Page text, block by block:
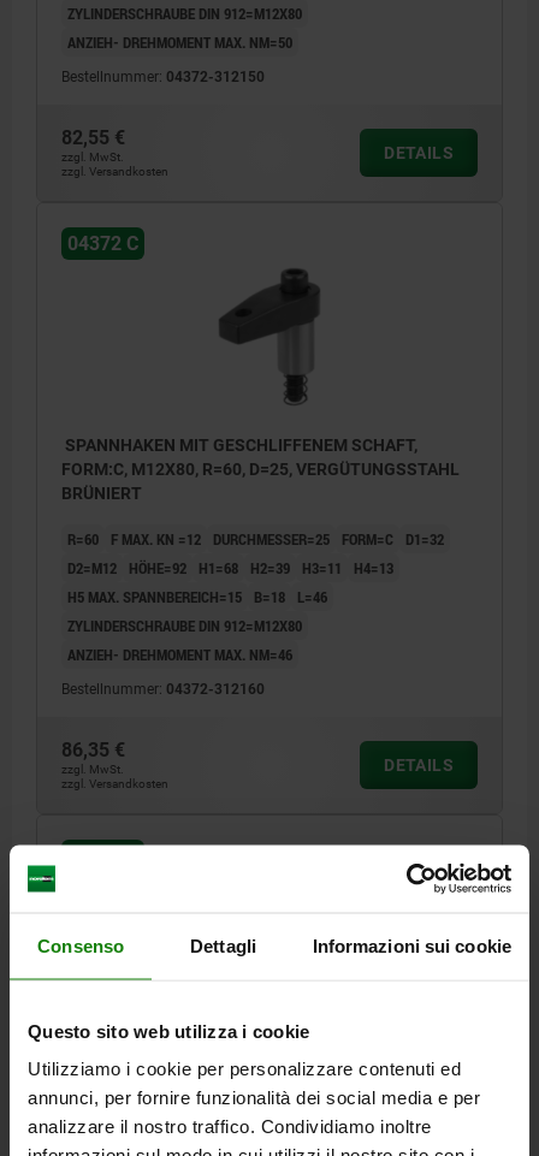
Consenso Dettagli Informazioni sui cookie
Questo sito web utilizza i cookie
Utilizziamo i cookie per personalizzare contenuti ed
annunci, per fornire funzionalità dei social media e per
analizzare il nostro traffico. Condividiamo inoltre
ZYLINDERSCHRAUBE DIN 912=M12X80
ANZIEH- DREHMOMENT MAX. NM=50
Bestellnummer: 04372-312150
82,55 €
zzgl. MwSt.
zzgl. Versandkosten
DETAILS
04372 C
SPANNHAKEN MIT GESCHLIFFENEM SCHAFT,
FORM:C, M12X80, R=60, D=25, VERGÜTUNGSSTAHL
BRÜNIERT
R=60 F MAX. KN =12 DURCHMESSER=25 FORM=C
D1=32
D2=M12
HÖHE=92 H1=68 H2=39 H3=11
H4=13
H5 MAX. SPANNBEREICH=15
B=18
L=46
ZYLINDERSCHRAUBE DIN 912=M12X80
ANZIEH- DREHMOMENT MAX. NM=46
Bestellnummer: 04372-312160
86,35 €
zzgl. MwSt.
zzgl. Versandkosten
DETAILS
SPANNHAKEN MIT GESCHLIFFENEM SCHAFT,
FORM:C, M16X85, R=50, D=32, VERGÜTUNGSSTAHL
BRÜNIERT
R=50 F MAX. KN =31 DURCHMESSER=32 FORM=C D1=36